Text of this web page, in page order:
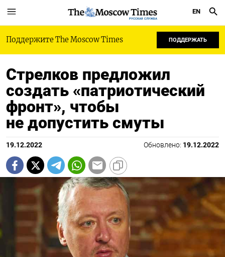
РУССКАЯ СЛУЖБА
EN
Поддержите The Moscow Times ПОДДЕРЖАТЬ
Стрелков предложил
создать «патриотический
фронт», чтобы
не допустить смуты
19.12.2022 Обновлено: 19.12.2022